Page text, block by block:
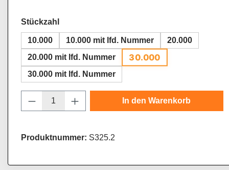
Stückzahl auswählen
10.000 10.000 mit lfd. Nummer
20.000
20.000 mit lfd. Nummer
30.000
30.000 mit lfd. Nummer
Produkt Anzahl: Gib den gewünschten
In den Warenkorb
Produktnummer: S325.2